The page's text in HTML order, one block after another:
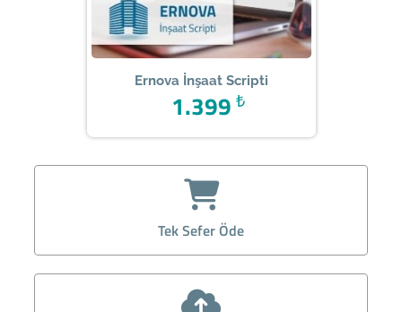
Ernova İnşaat Scripti
₺
1.399
Tek Sefer Öde